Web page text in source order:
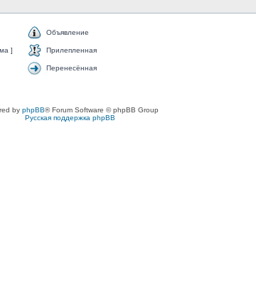
Объявление
] Прилепленная
Перенесённая
by phpBB® Forum Software © phpBB Group
Русская поддержка phpBB